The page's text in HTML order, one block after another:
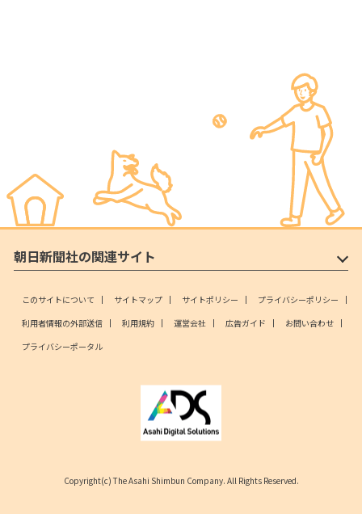
朝日新聞社の関連サイト
このサイトについて サイトマップ サイトポリシー
プライバシーポリシー
利用者情報の外部送信
利用規約 運営会社 広告ガイド
お問い合わせ
プライバシーポータル
Copyright(c) The Asahi Shimbun Company. All Rights Reserved.